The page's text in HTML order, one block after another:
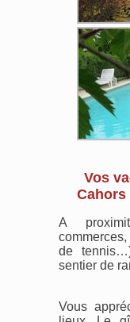
Vos
Cahors
A
de
sentier de
Vous